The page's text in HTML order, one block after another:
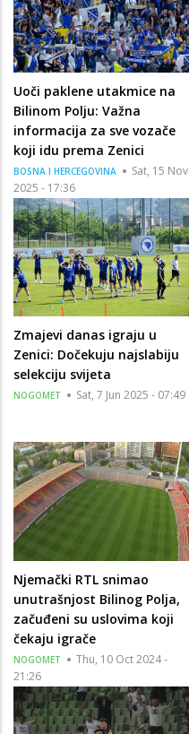
Uoči paklene utakmice na
Bilinom Polju: Važna
informacija za sve vozače
koji idu prema Zenici
BOSNA I HERCEGOVINA
Sat, 15 Nov
2025 - 17:36
Zmajevi danas igraju u
Zenici: Dočekuju najslabiju
selekciju svijeta
NOGOMET Sat, 7 Jun 2025 - 07:49
Njemački RTL snimao
unutrašnjost Bilinog Polja,
začuđeni su uslovima koji
čekaju igrače
NOGOMET
Thu, 10 Oct 2024 -
21:26